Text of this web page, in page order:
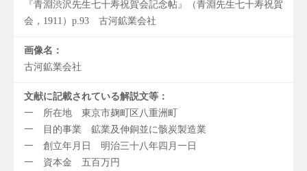
『青淵渋沢先生七十寿祝賀会記念帖』（青淵先生七十寿祝賀
会，1911）p.93 古河鉱業会社
画像名：
古河鉱業会社
文献に記載されている解説文等：
一 所在地 東京市麹町区八重洲町
一 目的事業 鉱業及伸銅並に骸炭製造業
一 創立年月日 明治三十八年四月一日
一 資本金 五百万円